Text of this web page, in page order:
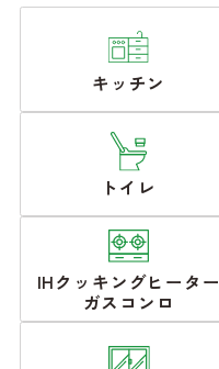
キッチン
トイレ
IHクッキングヒーター
ガスコンロ